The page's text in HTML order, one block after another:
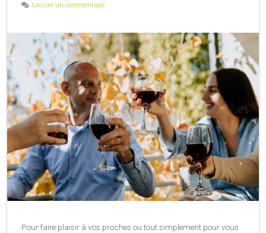
Laisser un commentaire
Pour faire plaisir à vos proches ou tout simplement pour vous